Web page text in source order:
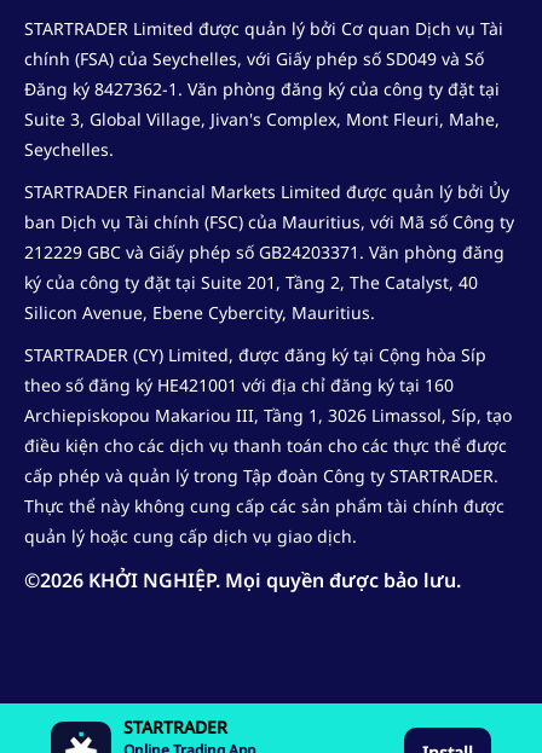
STARTRADER Limited được quản lý bởi Cơ quan Dịch vụ Tài
chính (FSA) của Seychelles, với Giấy phép số SD049 và Số
Đăng ký 8427362-1. Văn phòng đăng ký của công ty đặt tại
Suite 3, Global Village, Jivan's Complex, Mont Fleuri, Mahe,
Seychelles.
STARTRADER Financial Markets Limited được quản lý bởi Ủy
ban Dịch vụ Tài chính (FSC) của Mauritius, với Mã số Công ty
212229 GBC và Giấy phép số GB24203371. Văn phòng đăng
ký của công ty đặt tại Suite 201, Tầng 2, The Catalyst, 40
Silicon Avenue, Ebene Cybercity, Mauritius.
STARTRADER (CY) Limited, được đăng ký tại Cộng hòa Síp
theo số đăng ký HE421001 với địa chỉ đăng ký tại 160
Archiepiskopou Makariou III, Tầng 1, 3026 Limassol, Síp, tạo
điều kiện cho các dịch vụ thanh toán cho các thực thể được
cấp phép và quản lý trong Tập đoàn Công ty STARTRADER.
Thực thể này không cung cấp các sản phẩm tài chính được
quản lý hoặc cung cấp dịch vụ giao dịch.
©2026 KHỞI NGHIỆP. Mọi quyền được bảo lưu.
STARTRADER